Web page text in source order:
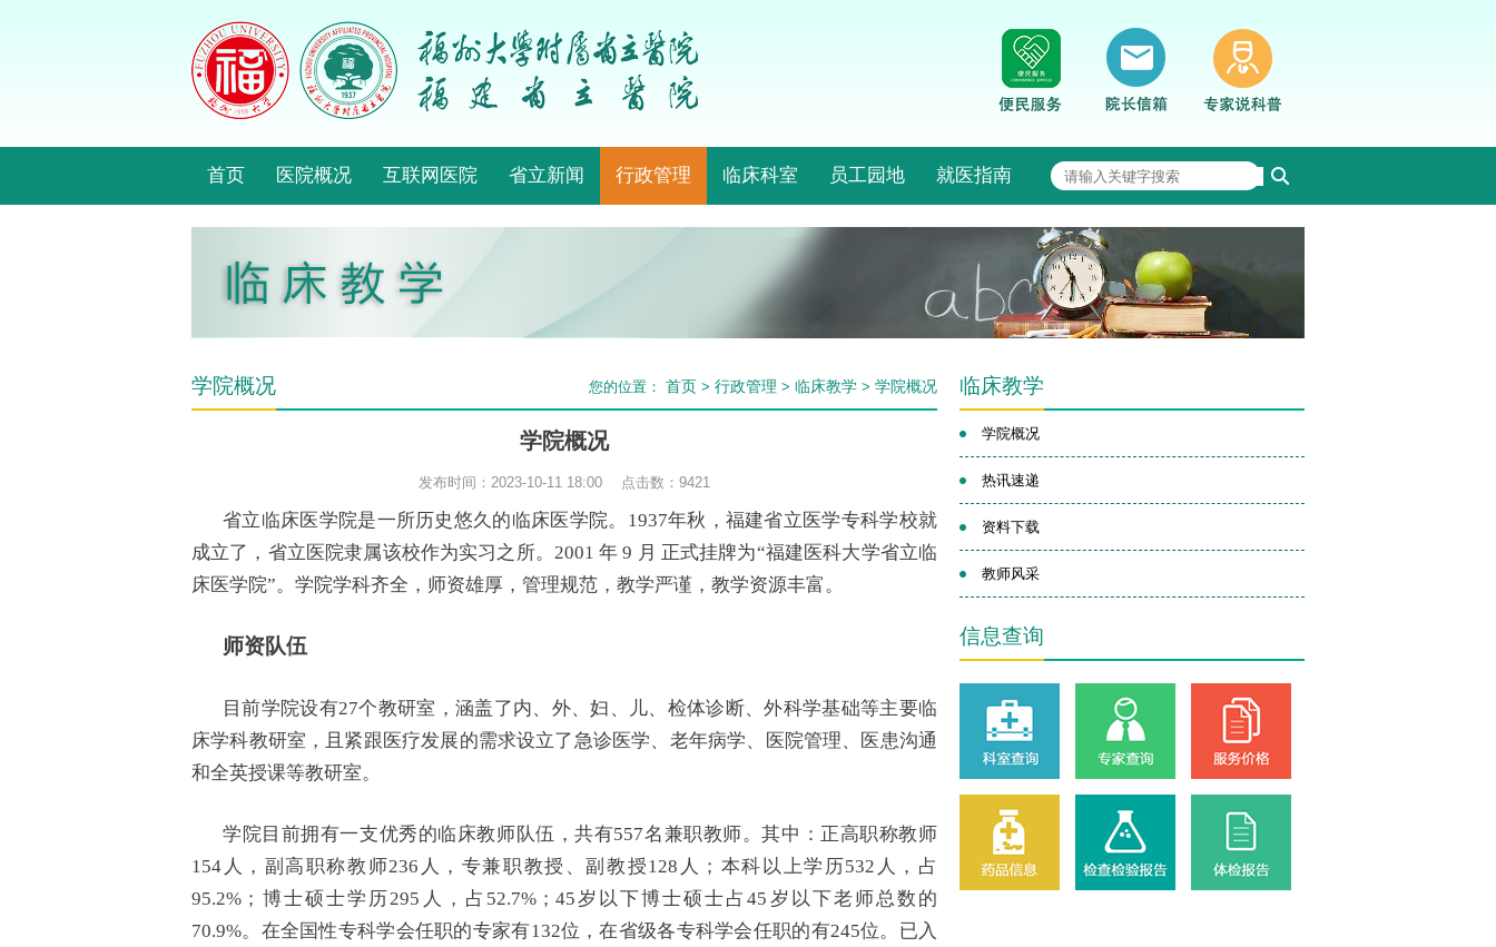
首页 医院概况 互联网医院 省立新闻 行政管理 临床科室 员工园地 就医指南
学院概况 您的位置： 首页 > 行政管理 > 临床教学 > 学院概况
学院概况
发布时间：2023-10-11 18:00 点击数： 9421
省立临床医学院是一所历史悠久的临床医学院。1937年秋，福建省立医学专科学校就
成立了，省立医院隶属该校作为实习之所。2001 年 9 月 正式挂牌为“福建医科大学省立临
床医学院”。学院学科齐全，师资雄厚，管理规范，教学严谨，教学资源丰富。
师资队伍
目前学院设有27个教研室，涵盖了内、外、妇、儿、检体诊断、外科学基础等主要临
床学科教研室，且紧跟医疗发展的需求设立了急诊医学、老年病学、医院管理、医患沟通
和全英授课等教研室。
学院目前拥有一支优秀的临床教师队伍，共有557名兼职教师。其中：正高职称教师
154人，副高职称教师236人，专兼职教授、副教授128人；本科以上学历532人，占
95.2%；博士硕士学历295人，占52.7%；45岁以下博士硕士占45岁以下老师总数的
70.9%。在全国性专科学会任职的专家有132位，在省级各专科学会任职的有245位。已入
临床教学
学院概况
热讯速递
资料下载
教师风采
信息查询